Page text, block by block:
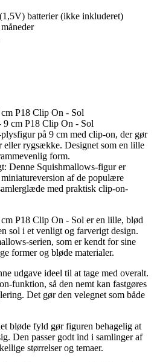
batterier (ikke inkluderet)
P18 Clip On - Sol
på 9 cm med clip-on, der gør
eller rygsække. Designet som en lille
form.
Denne Squishmallows-figur er
af de populære
med praktisk clip-on-
P18 Clip On - Sol er en lille, blød
sol i et venligt og farverigt design.
serien, som er kendt for sine
former og bløde materialer.
udgave ideel til at tage med overalt.
funktion, så den nemt kan fastgøres
Det gør den velegnet som både
bløde fyld gør figuren behagelig at
Den passer godt ind i samlinger af
størrelser og temaer.